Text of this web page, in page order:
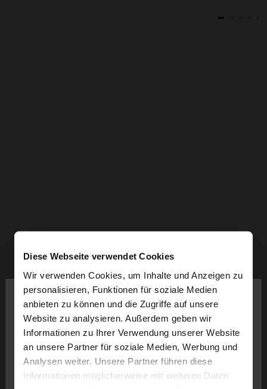
Diese Webseite verwendet Cookies
Wir verwenden Cookies, um Inhalte und Anzeigen zu
personalisieren, Funktionen für soziale Medien
anbieten zu können und die Zugriffe auf unsere
Website zu analysieren. Außerdem geben wir
Informationen zu Ihrer Verwendung unserer Website
an unsere Partner für soziale Medien, Werbung und
Analysen weiter. Unsere Partner führen diese
Informationen möglicherweise mit weiteren Daten
hallo
Sie greifen von Luxembourg auf die Website zu.
Möchten Sie unsere United States Website